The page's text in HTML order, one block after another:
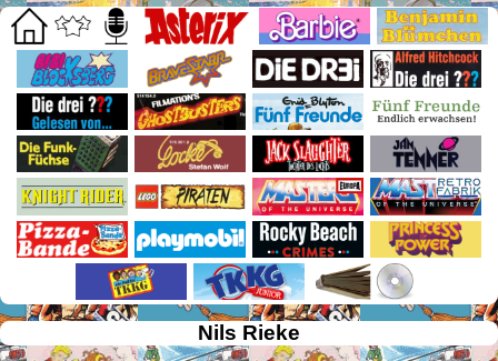
Nils Rieke